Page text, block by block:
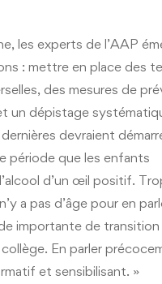
les experts de l’AAP
: mettre en place des
des mesures de
un dépistage
devraient
période que les enfants
d’un œil positif.
a pas d’âge pour en
importante de
En parler
et sensibilisant. »